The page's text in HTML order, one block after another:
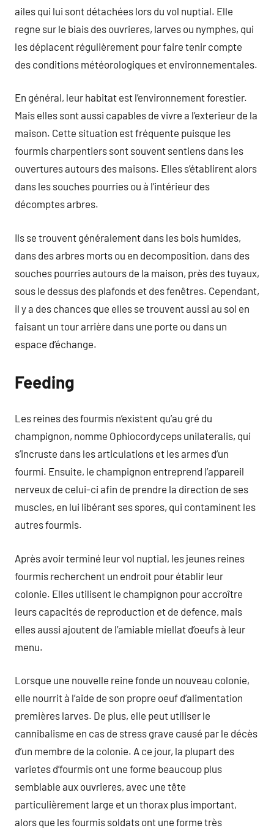
ailes qui lui sont détachées lors du vol nuptial. Elle
regne sur le biais des ouvrieres, larves ou nymphes, qui
les déplacent régulièrement pour faire tenir compte
des conditions météorologiques et environnementales.
En général, leur habitat est l’environnement forestier.
Mais elles sont aussi capables de vivre a l’exterieur de la
maison. Cette situation est fréquente puisque les
fourmis charpentiers sont souvent sentiens dans les
ouvertures autours des maisons. Elles s’établirent alors
dans les souches pourries ou à l’intérieur des
décomptes arbres.
Ils se trouvent généralement dans les bois humides,
dans des arbres morts ou en decomposition, dans des
souches pourries autours de la maison, près des tuyaux,
sous le dessus des plafonds et des fenêtres. Cependant,
il y a des chances que elles se trouvent aussi au sol en
faisant un tour arrière dans une porte ou dans un
espace d’échange.
Feeding
Les reines des fourmis n’existent qu’au gré du
champignon, nomme Ophiocordyceps unilateralis, qui
s’incruste dans les articulations et les armes d’un
fourmi. Ensuite, le champignon entreprend l’appareil
nerveux de celui-ci afin de prendre la direction de ses
muscles, en lui libérant ses spores, qui contaminent les
autres fourmis.
Après avoir terminé leur vol nuptial, les jeunes reines
fourmis recherchent un endroit pour établir leur
colonie. Elles utilisent le champignon pour accroître
leurs capacités de reproduction et de defence, mais
elles aussi ajoutent de l’amiable miellat d’oeufs à leur
menu.
Lorsque une nouvelle reine fonde un nouveau colonie,
elle nourrit à l’aide de son propre oeuf d’alimentation
premières larves. De plus, elle peut utiliser le
cannibalisme en cas de stress grave causé par le décès
d’un membre de la colonie. A ce jour, la plupart des
varietes d’fourmis ont une forme beaucoup plus
semblable aux ouvrieres, avec une tête
particulièrement large et un thorax plus important,
alors que les fourmis soldats ont une forme très